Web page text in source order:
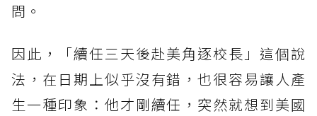
問。
因此，「續任三天後赴美角逐校長」這個說
法，在日期上似乎沒有錯，也很容易讓人產
生一種印象：他才剛續任，突然就想到美國